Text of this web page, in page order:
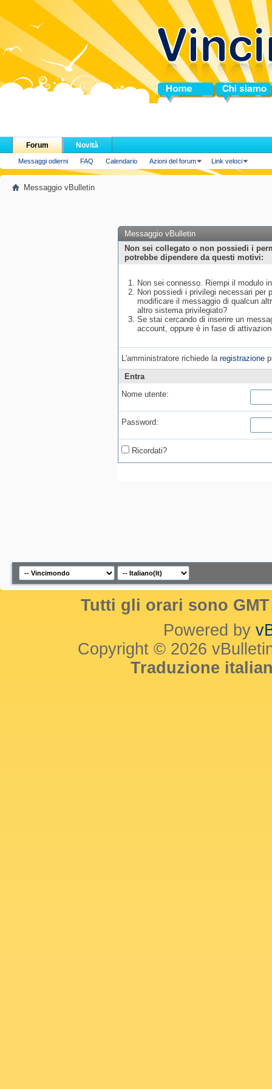
Home Chi siamo
Forum
Messaggi odierni FAQ Calendario Azioni del forum Link veloci
Novità
Messaggio vBulletin
Messaggio vBulletin
Non sei collegato o non possiedi i
potrebbe dipendere da questi motivi:
Non sei connesso. Riempi il modulo
Non possiedi i privilegi necessari per
modificare il messaggio di qualcun
altro sistema privilegiato?
Se stai cercando di inserire un
account, oppure è in fase di
L'amministratore richiede la registrazione
Entra
Nome utente:
Password:
Ricordati?
Tutti gli orari sono
Powered by
Copyright © 2026
Traduzione